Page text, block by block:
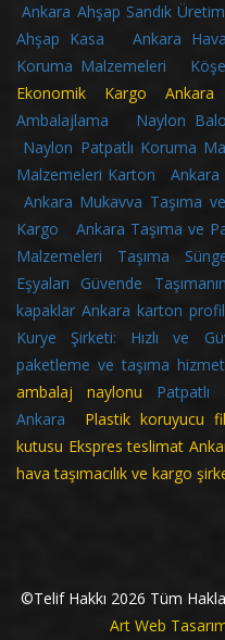
Ankara Ahşap Sandık
Ahşap Kasa
Ankara
Koruma Malzemeleri
Ekonomik Kargo
Ambalajlama
Naylon
Naylon Patpatlı Koruma
Malzemeleri Karton
Ankara
Ankara Mukavva Taşıma
Kargo
Ankara Taşıma ve
Malzemeleri
Taşıma
Eşyaları Güvende
kapaklar Ankara karton
Kurye Şirketi: Hızlı ve
paketleme ve taşıma
ambalaj naylonu
Ankara Plastik koruyucu
kutusu Ekspres teslimat
hava taşımacılık ve kargo
©Telif Hakkı 2026 Tüm
Art Web